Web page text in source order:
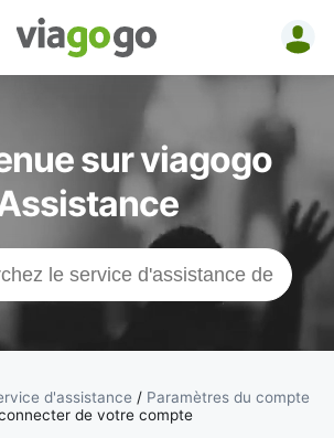
Billets -
Billet pour
concerts,
événements
sportifs et
théâtre |
viagogo, la
sur viagogo
d'assistance / Paramètres du compte
de votre compte